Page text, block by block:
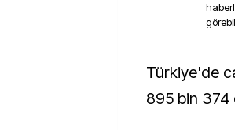
Türkiye'de canlı doğan bebek sayısı, geçen yıl
895 bin 374